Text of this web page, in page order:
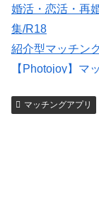
婚活・恋活・再
集/R18
紹介型マッチン
【Photojoy】マ
いいねがもらえ
マッチングアプリ